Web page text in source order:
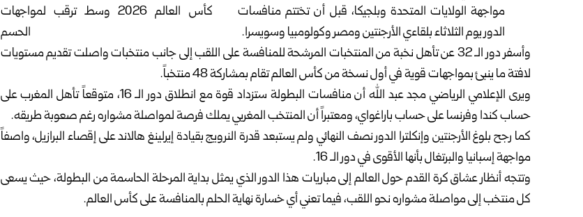
مواجهة الولايات المتحدة وبلجيكا، قبل أن تختتم منافسات
الدور يوم الثلاثاء بلقاءي الأرجنتين ومصر وكولومبيا وسويسرا.
وأسفر دور الـ 32 عن تأهل نخبة من المنتخبات المرشحة للمنافسة على اللقب إلى جانب منتخبات واصلت تقديم مستويات
لافتة ما ينبئ بمواجهات قوية في أول نسخة من كأس العالم تقام بمشاركة 48 منتخباً.
ويرى الإعلامي الرياضي مجد عبد الله أن منافسات البطولة ستزداد قوة مع انطلاق دور الـ 16، متوقعاً تأهل المغرب على
حساب كندا وفرنسا على حساب باراغواي، ومعتبراً أن المنتخب المغربي يملك فرصة لمواصلة مشواره رغم صعوبة طريقه.
كما رجح بلوغ الأرجنتين وإنكلترا الدور نصف النهائي ولم يستبعد قدرة النرويج بقيادة إيرلينغ هالاند على إقصاء البرازيل، واصفاً
مواجهة إسبانيا والبرتغال بأنها الأقوى في دور الـ 16.
وتتجه أنظار عشاق كرة القدم حول العالم إلى مباريات هذا الدور الذي يمثل بداية المرحلة الحاسمة من البطولة، حيث يسعى
كل منتخب إلى مواصلة مشواره نحو اللقب، فيما تعني أي خسارة نهاية الحلم بالمنافسة على كأس العالم.